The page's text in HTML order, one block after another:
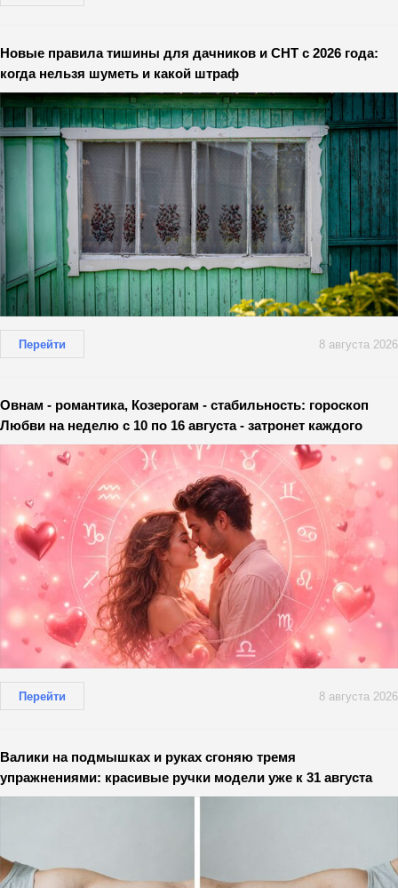
Новые правила тишины для дачников и СНТ с 2026 года:
когда нельзя шуметь и какой штраф
Перейти 8 августа 2026
Овнам - романтика, Козерогам - стабильность: гороскоп
Любви на неделю с 10 по 16 августа - затронет каждого
Перейти 8 августа 2026
Валики на подмышках и руках сгоняю тремя
упражнениями: красивые ручки модели уже к 31 августа